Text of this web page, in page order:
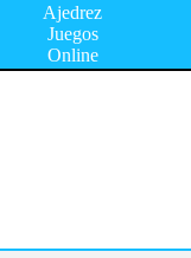
Ajedrez
Juegos
Online